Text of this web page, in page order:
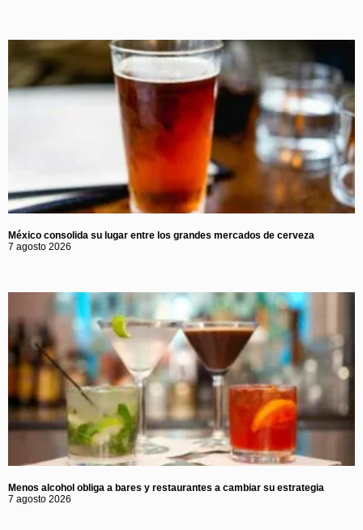
México consolida su lugar entre los grandes mercados de cerveza
7 agosto 2026
Menos alcohol obliga a bares y restaurantes a cambiar su estrategia
7 agosto 2026